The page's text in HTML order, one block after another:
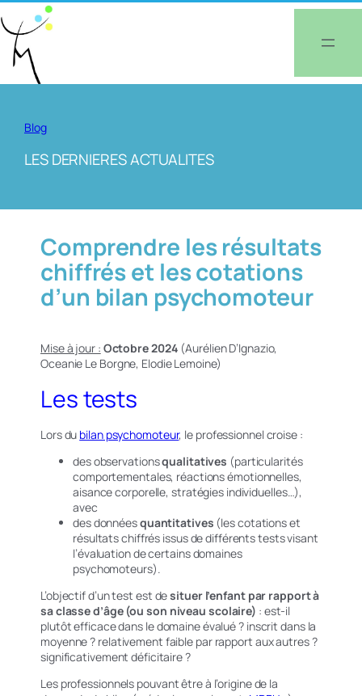
Aller
au
contenu
Blog
LES DERNIERES ACTUALITES
Comprendre les résultats
chiffrés et les cotations
d’un bilan psychomoteur
Mise à jour : Octobre 2024 (Aurélien D’Ignazio,
Oceanie Le Borgne, Elodie Lemoine)
Les tests
Lors du bilan psychomoteur, le professionnel croise :
des observationsqualitatives (particularités
comportementales, réactions émotionnelles,
aisance corporelle, stratégies individuelles…),
avec
des donnéesquantitatives (les cotations et
résultats chiffrés issus de différents tests visant
l’évaluation de certains domaines
psychomoteurs).
L’objectif d’un test est desituer l’enfant par rapport à
sa classe d’âge (ou son niveau scolaire) : est-il
plutôt efficace dans le domaine évalué ? inscrit dans la
moyenne ? relativement faible par rapport aux autres ?
significativement déficitaire ?
Les professionnels pouvant être à l’origine de la